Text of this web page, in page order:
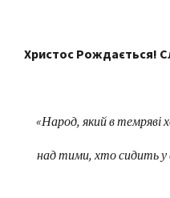
Христос Рождається!
«Народ, який в темряві
над тими, хто сидить у